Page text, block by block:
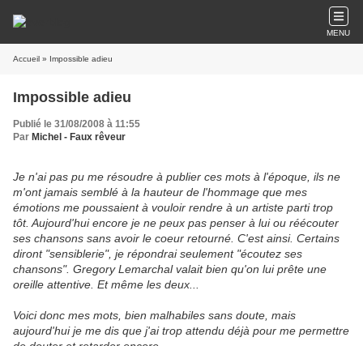
MENU
Accueil » Impossible adieu
Impossible adieu
Publié le 31/08/2008 à 11:55
Par Michel - Faux rêveur
Je n'ai pas pu me résoudre à publier ces mots à l'époque, ils ne
m'ont jamais semblé à la hauteur de l'hommage que mes
émotions me poussaient à vouloir rendre à un artiste parti trop
tôt. Aujourd'hui encore je ne peux pas penser à lui ou réécouter
ses chansons sans avoir le coeur retourné. C'est ainsi. Certains
diront "sensiblerie", je répondrai seulement "écoutez ses
chansons". Gregory Lemarchal valait bien qu'on lui prête une
oreille attentive. Et même les deux...
Voici donc mes mots, bien malhabiles sans doute, mais
aujourd'hui je me dis que j'ai trop attendu déjà pour me permettre